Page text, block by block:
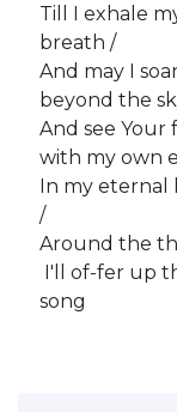
Till I exhale
breath /
And may I
beyond the
And see Your
with my own
In my eternal
/
Around the
I'll of-fer up
song